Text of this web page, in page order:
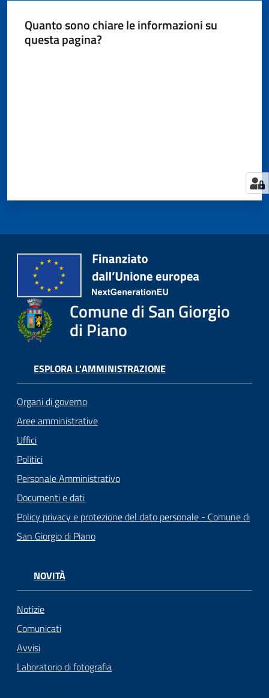
Quanto sono chiare le informazioni su
questa pagina?
Comune di San Giorgio
di Piano
ESPLORA L'AMMINISTRAZIONE
Organi di governo
Aree amministrative
Uffici
Politici
Personale Amministrativo
Documenti e dati
Policy privacy e protezione del dato personale - Comune di
San Giorgio di Piano
NOVITÀ
Notizie
Comunicati
Avvisi
Laboratorio di fotografia